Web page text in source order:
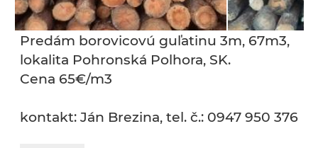
Predám borovicovú guľatinu 3m, 67m3,
lokalita Pohronská Polhora, SK.
Cena 65€/m3
kontakt: Ján Brezina, tel. č.: 0947 950 376